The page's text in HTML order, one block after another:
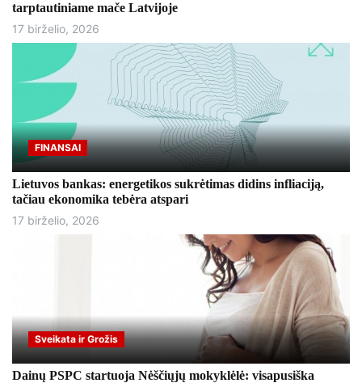
tarptautiniame mače Latvijoje
17 birželio, 2026
FINANSAI
Lietuvos bankas: energetikos sukrėtimas didins infliaciją,
tačiau ekonomika tebėra atspari
17 birželio, 2026
Sveikata ir Grožis
Dainų PSPC startuoja Nėščiųjų mokyklėlė: visapusiška